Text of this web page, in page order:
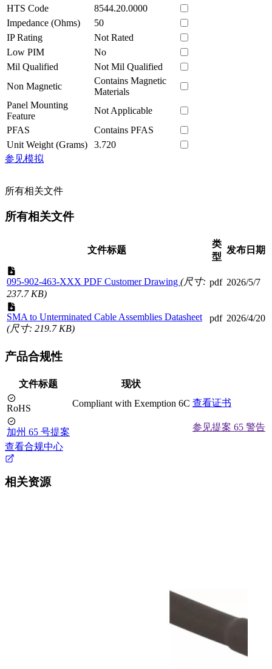
HTS Code
8544.20.0000
Impedance (Ohms)
50
IP Rating
Not Rated
Low PIM
No
Mil Qualified
Not Mil Qualified
Non Magnetic
Contains Magnetic
Materials
Panel Mounting
Feature
Not Applicable
PFAS
Contains PFAS
Unit Weight (Grams)
3.720
参见模拟
所有相关文件
所有相关文件
文件标题
类
型
发布日期
095-902-463-XXX PDF Customer Drawing (尺寸:
237.7 KB)
pdf 2026/5/7
SMA to Unterminated Cable Assemblies Datasheet
(尺寸: 219.7 KB)
pdf 2026/4/20
产品合规性
文件标题 现状
RoHS Compliant with Exemption 6C 查看证书
加州 65 号提案
参见提案 65 警告
查看合规中心
相关资源